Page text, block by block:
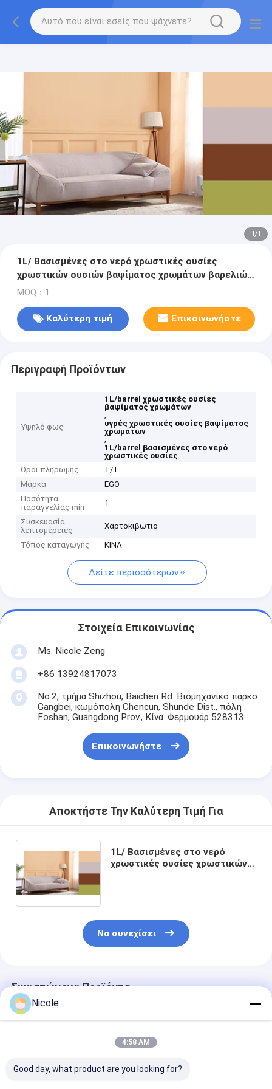
1/1
1L/ Βασισμένες στο νερό χρωστικές ουσίες
χρωστικών ουσιών βαψίματος χρωμάτων βαρελιών
υγρές για τον αυτόματο διανομέα
MOQ：1
Καλύτερη τιμή Επικοινωνήστε
Περιγραφή Προϊόντων
Υψηλό φως
1L/barrel χρωστικές ουσίες
βαψίματος χρωμάτων
,
υγρές χρωστικές ουσίες βαψίματος
χρωμάτων
,
1L/barrel βασισμένες στο νερό
χρωστικές ουσίες
Όροι πληρωμής
T/T
Μάρκα
EGO
Ποσότητα
παραγγελίας min
1
Συσκευασία
λεπτομέρειες
Χαρτοκιβώτιο
Τόπος καταγωγής ΚΙΝΑ
Δείτε περισσότερων
Στοιχεία Επικοινωνίας
Ms. Nicole Zeng
+86 13924817073
No.2, τμήμα Shizhou, Baichen Rd. Βιομηχανικό πάρκο
Gangbei, κωμόπολη Chencun, Shunde Dist., πόλη
Foshan, Guangdong Prov., Κίνα. Φερμουάρ 528313
Επικοινωνήστε
Αποκτήστε Την Καλύτερη Τιμή Για
1L/ Βασισμένες στο νερό
χρωστικές ουσίες χρωστικών
Να συνεχίσει
Συνιστώμενα Προϊόντα
Nicole
4:58 AM
Good day, what product are you looking for?